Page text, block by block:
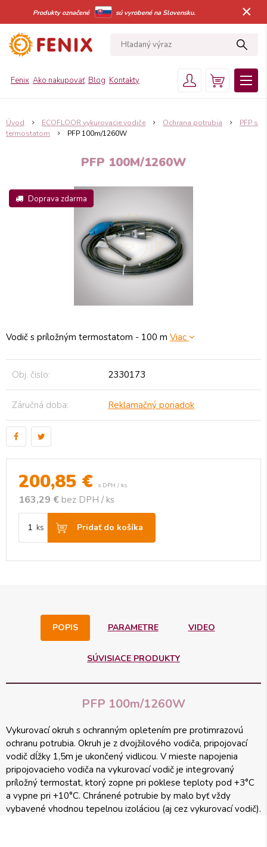
Produkty označené sú vyrobené na Slovensku. ×
Fenix Ako nakupovať Blog Kontakty
Úvod ECOFLOOR vykurovacie vodiče Ochrana potrubia
PFP s
termostatom
PFP 100m/1260W
PFP 100M/1260W
Doprava zdarma
200,85 € s DPH / ks
163,29 € bez DPH / ks
ks Pridať do košíka
Vodič s príložným termostatom - 100 m Viac
Obj. čislo: 2330173
Záručná doba: Reklamačný poriadok
POPIS PARAMETRE VIDEO
SÚVISIACE PRODUKTY
PFP 100m/1260W
Vykurovací okruh s ochranným opletením pre protimrazovú
ochranu potrubia. Okruh je z dvojžilového vodiča, pripojovací
vodič dĺžky 1,5m je ukončený vidlicou. V mieste napojenia
pripojovacieho vodiča na vykurovací vodič je integrovaný
príložný termostat, ktorý zopne pri poklese teploty pod +3°C
a vypne pri +10°C. Chránené potrubie by malo byť vždy
vybavené vhodnou tepelnou izoláciou (aj cez vykurovací vodič).